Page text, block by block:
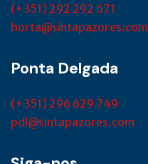
(+351) 292 292 671
horta@sintapazores.com
Ponta Delgada
(+351) 296 629 749
pdl@sintapazores.com